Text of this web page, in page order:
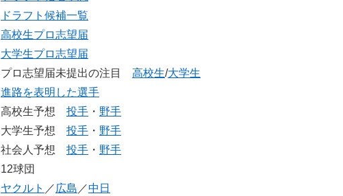
ドラフト候補一覧
高校生プロ志望届
大学生プロ志望届
プロ志望届未提出の注目 高校生/大学生
進路を表明した選手
高校生予想 投手 ・ 野手
大学生予想 投手 ・ 野手
社会人予想 投手 ・ 野手
12球団
ヤクルト ／ 広島 ／中日